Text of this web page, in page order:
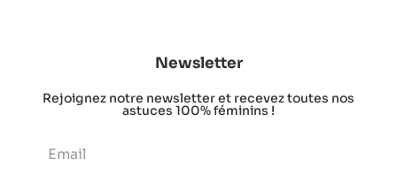
Newsletter
Rejoignez notre newsletter et recevez toutes nos
astuces 100% féminins !